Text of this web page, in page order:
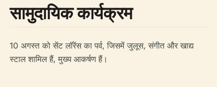
सामुदायिक कार्यक्रम
10 अगस्त को सेंट लॉरेंस का पर्व, जिसमें जुलूस, संगीत और खाद्य
स्टाल शामिल हैं, मुख्य आकर्षण हैं।